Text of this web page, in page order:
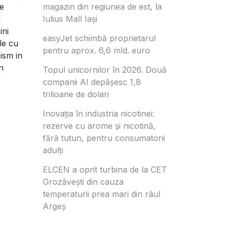
cu
in
magazin din regiunea de est, la
Iulius Mall Iași
easyJet schimbă proprietarul
pentru aprox. 6,6 mld. euro
Topul unicornilor în 2026. Două
companii AI depășesc 1,8
trilioane de dolari
Inovația în industria nicotinei:
rezerve cu arome și nicotină,
fără tutun, pentru consumatorii
adulți
ELCEN a oprit turbina de la CET
Grozăvești din cauza
temperaturii prea mari din râul
Argeș